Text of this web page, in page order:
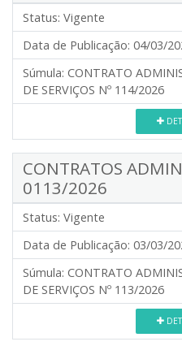
Status: Vigente
Data de Publicação: 04/03/
Súmula: CONTRATO
DE SERVIÇOS Nº 114/2026
CONTRATOS
0113/2026
Status: Vigente
Data de Publicação: 03/03/
Súmula: CONTRATO
DE SERVIÇOS Nº 113/2026